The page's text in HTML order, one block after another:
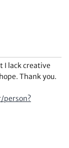
I lack creative
Thank you.
person?